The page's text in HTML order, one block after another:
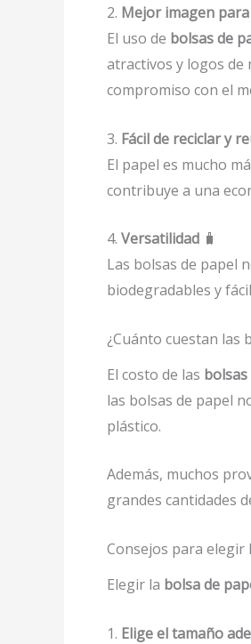
2. Mejor imagen
El uso de bolsas de
atractivos y logos de
compromiso con el
3. Fácil de reciclar y
El papel es mucho
contribuye a una
4. Versatilidad 🧳
Las bolsas de papel
biodegradables y
¿Cuánto cuestan las
El costo de las
las bolsas de papel
plástico.
Además, muchos
grandes cantidades
Consejos para elegir
Elegir la bolsa de
1. Elige el tamaño